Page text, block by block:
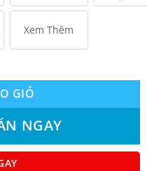
Xem Thêm
2.0HP (1 Pha) Model
GIỎ
NGAY